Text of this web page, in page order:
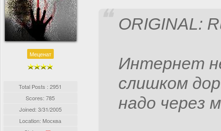
Меценат
Total Posts : 2951
Scores: 785
Joined: 3/31/2005
Location: Москва
ORIGINAL:
Интернет
слишком
надо через